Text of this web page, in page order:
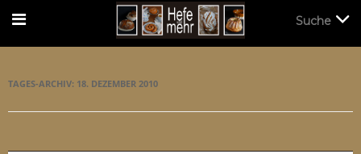
TAGES-ARCHIV: 18. DEZEMBER 2010
Suche
Suche